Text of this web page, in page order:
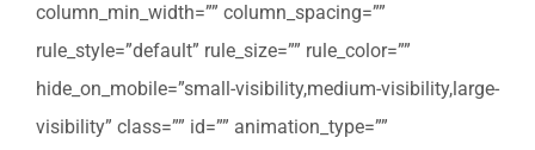
column_min_width=”” column_spacing=””
rule_style=”default” rule_size=”” rule_color=””
hide_on_mobile=”small-visibility,medium-visibility,large-
visibility” class=”” id=”” animation_type=””